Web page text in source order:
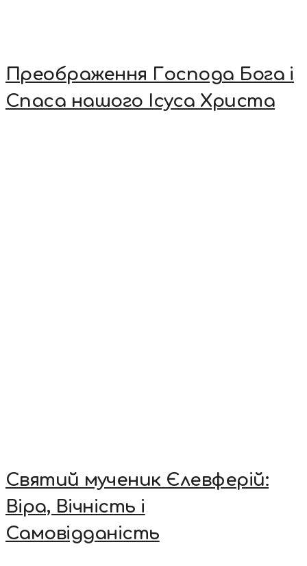
Преображення Господа Бога і
Спаса нашого Ісуса Христа
Святий мученик Єлевферій:
Віра, Вічність і
Самовідданість